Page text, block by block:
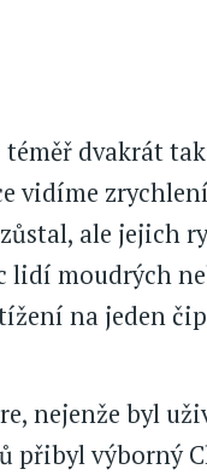
dvakrát
vidíme
ale jejich
lidí moudrých
na jeden
nejenže byl
přibyl výborný